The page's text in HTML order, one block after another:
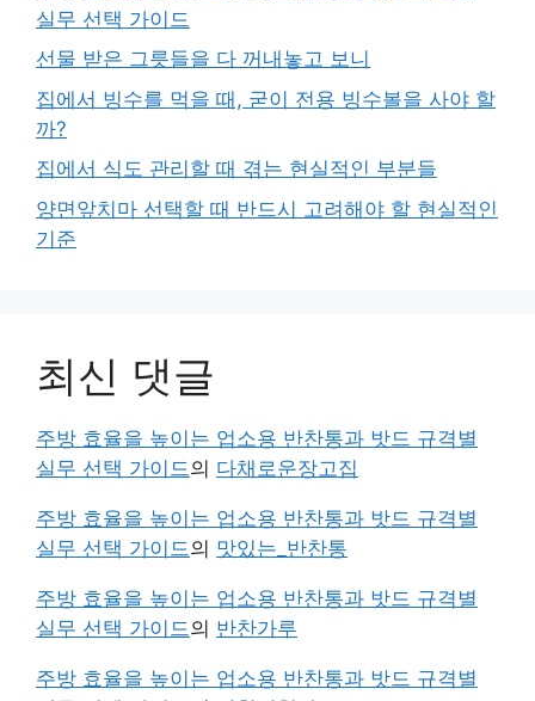
실무 선택 가이드
선물 받은 그릇들을 다 꺼내놓고 보니
집에서 빙수를 먹을 때, 굳이 전용 빙수볼을 사야 할
까?
집에서 식도 관리할 때 겪는 현실적인 부분들
양면앞치마 선택할 때 반드시 고려해야 할 현실적인
기준
최신 댓글
주방 효율을 높이는 업소용 반찬통과 밧드 규격별
실무 선택 가이드의 다채로운장고집
주방 효율을 높이는 업소용 반찬통과 밧드 규격별
실무 선택 가이드의 맛있는_반찬통
주방 효율을 높이는 업소용 반찬통과 밧드 규격별
실무 선택 가이드의 반찬가루
주방 효율을 높이는 업소용 반찬통과 밧드 규격별